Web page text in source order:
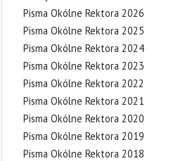
Pisma Okólne Rektora 2026
Pisma Okólne Rektora 2025
Pisma Okólne Rektora 2024
Pisma Okólne Rektora 2023
Pisma Okólne Rektora 2022
Pisma Okólne Rektora 2021
Pisma Okólne Rektora 2020
Pisma Okólne Rektora 2019
Pisma Okólne Rektora 2018